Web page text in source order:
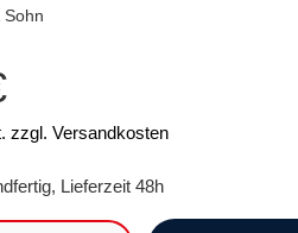
Sohn
zzgl. Versandkosten
Lieferzeit 48h